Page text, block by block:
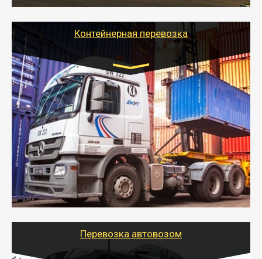
Контейнерная перевозка
Цена за км. Рассчитывается
индивидуально
- Контейнерные грузоперевозки на специальном
оборудованном транспорте быстро, качественно и
безопасно.
- Наша транспортная компания поможет
организовать доставку в порт и из порта
стандартных контейнеров на контейнеровозе,
шаландах и площадках (открытых кузовах),
используя надежные крепления.
Перевозка автовозом